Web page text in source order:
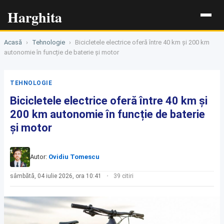
Harghita
Acasă › Tehnologie ›
Bicicletele electrice oferă între 40 km și 200 km
autonomie în funcție de baterie și motor
TEHNOLOGIE
Bicicletele electrice oferă între 40 km și
200 km autonomie în funcție de baterie
și motor
Autor: Ovidiu Tomescu
sâmbătă, 04 iulie 2026, ora 10:41 39 citiri